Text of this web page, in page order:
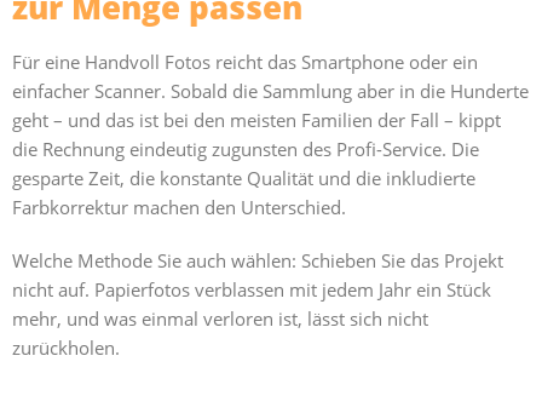
Für eine Handvoll Fotos reicht das Smartphone oder ein
einfacher Scanner. Sobald die Sammlung aber in die Hunderte
geht – und das ist bei den meisten Familien der Fall – kippt
die Rechnung eindeutig zugunsten des Profi-Service. Die
gesparte Zeit, die konstante Qualität und die inkludierte
Farbkorrektur machen den Unterschied.
Welche Methode Sie auch wählen: Schieben Sie das Projekt
nicht auf. Papierfotos verblassen mit jedem Jahr ein Stück
mehr, und was einmal verloren ist, lässt sich nicht
zurückholen.